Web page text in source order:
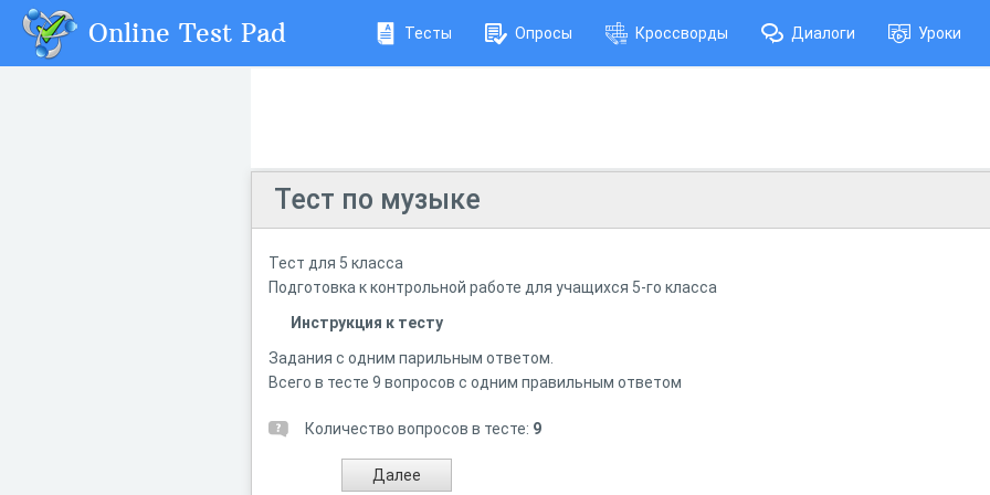
Online Test Pad Тесты Опросы Кроссворды Диалоги Уроки
Тест по музыке
Тест для 5 класса
Подготовка к контрольной работе для учащихся 5-го класса
Инструкция к тесту
Задания с одним парильным ответом.
Всего в тесте 9 вопросов с одним правильным ответом
Количество вопросов в тесте: 9